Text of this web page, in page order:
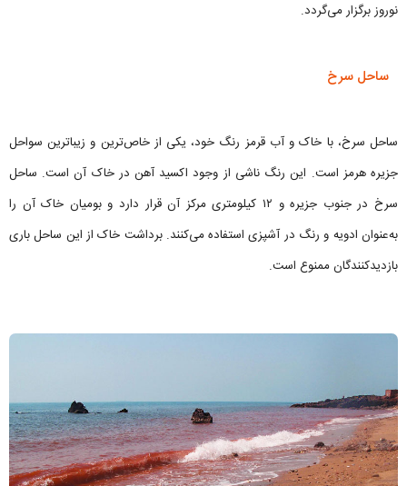
نوروز برگزار می‌گردد.
ساحل سرخ
ساحل سرخ، با خاک و آب قرمز رنگ خود، یکی از خاص‌ترین و زیباترین سواحل
جزیره هرمز است. این رنگ ناشی از وجود اکسید آهن در خاک آن است. ساحل
سرخ در جنوب جزیره و ۱۲ کیلومتری مرکز آن قرار دارد و بومیان خاک آن را
به‌عنوان ادویه و رنگ در آشپزی استفاده می‌کنند. برداشت خاک از این ساحل باری
بازدیدکنندگان ممنوع است.